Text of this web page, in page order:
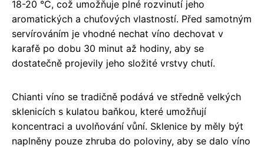
18-20 °C, což umožňuje plné rozvinutí jeho
aromatických a chuťových vlastností. Před samotným
servírováním je vhodné nechat víno dechovat v
karafě po dobu 30 minut až hodiny, aby se
dostatečně projevily jeho složité vrstvy chutí.
Chianti víno se tradičně podává ve středně velkých
sklenicích s kulatou baňkou, které umožňují
koncentraci a uvolňování vůní. Sklenice by měly být
naplněny pouze zhruba do poloviny, aby se dalo víno